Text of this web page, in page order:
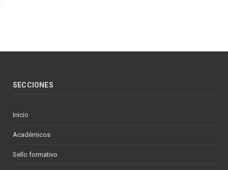
SECCIONES
Inicio
Académicos
Sello formativo